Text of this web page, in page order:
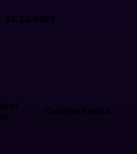
01.10.2023
Cologne Hawks